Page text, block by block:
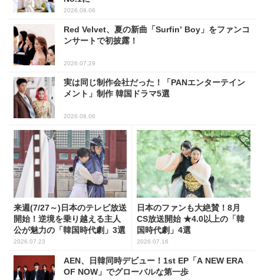
2026.08.06
Red Velvet、夏の新曲「Surfin’ Boy」をファンコ
ンサートで初披露！
2026.07.29
実は同じ制作会社だった！「PANエンターテイン
メント」制作 韓国ドラマ5選
2026.08.06
来週(7/27～)日本のテレビ放送
開始！逆境を乗り越える主人
公が魅力の「韓国時代劇」3選
2026.07.23
日本のファンも大絶賛！8月
CS放送開始 ★4.0以上の「韓
国時代劇」4選
2026.07.16
AEN、日韓同時デビュー！1st EP「A NEW ERA
OF NOW」でグローバルな第一歩